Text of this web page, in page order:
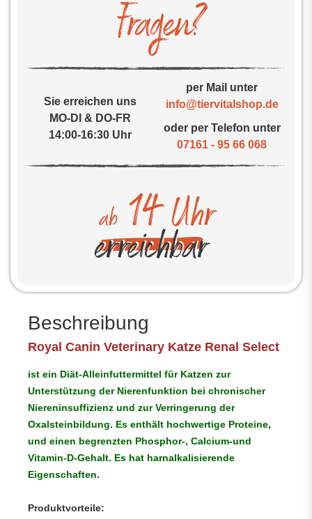
Sie erreichen uns
MO-DI & DO-FR
14:00-16:30 Uhr
per Mail unter
info@tiervitalshop.de
oder per Telefon unter
07161 - 95 66 068
Beschreibung
Royal Canin Veterinary Katze Renal Select
ist ein Diät-Alleinfuttermittel für Katzen zur
Unterstützung der Nierenfunktion bei chronischer
Niereninsuffizienz und zur Verringerung der
Oxalsteinbildung. Es enthält hochwertige Proteine,
und einen begrenzten Phosphor-, Calcium-und
Vitamin-D-Gehalt. Es hat harnalkalisierende
Eigenschaften.
Produktvorteile: